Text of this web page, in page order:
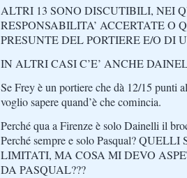
ALTRI 13 SONO DISCUTIBILI, NEI
RESPONSABILITA’ ACCERTATE O
PRESUNTE DEL PORTIERE E/O DI
IN ALTRI CASI C’E’ ANCHE
Se Frey è un portiere che dà 12/15 punti
voglio sapere quand’è che comincia.
Perché qua a Firenze è solo Dainelli il
Perché sempre e solo Pasqual?
LIMITATI, MA COSA MI DEVO
DA PASQUAL???